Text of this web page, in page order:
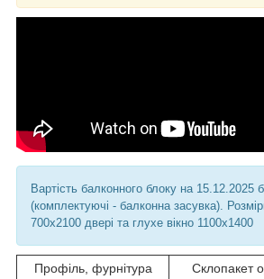
Вартість балконного блоку на 15.12.2025
(комплектуючі - балконна засувка).
700х2100 двері та глухе вікно 1100х1400
Профіль, фурнітура Склопакет